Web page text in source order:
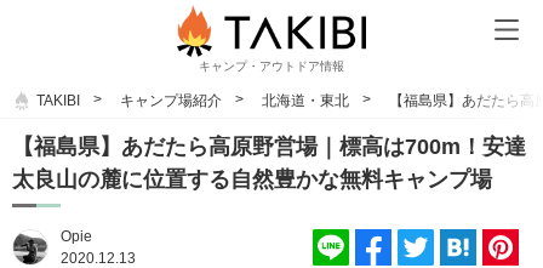
キャンプ・アウトドア情報
TAKIBI キャンプ場紹介 北海道・東北 【福島県】あだたら
【福島県】あだたら高原野営場｜標高は700m！安達
太良山の麓に位置する自然豊かな無料キャンプ場
Opie
2020.12.13